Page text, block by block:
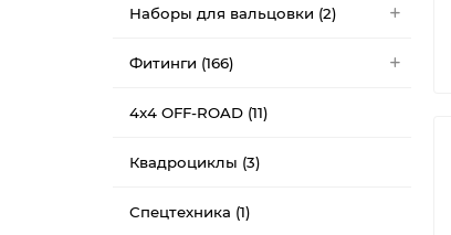
Наборы для вальцовки (2)
Фитинги (166)
4x4 OFF-ROAD (11)
Квадроциклы (3)
Спецтехника (1)